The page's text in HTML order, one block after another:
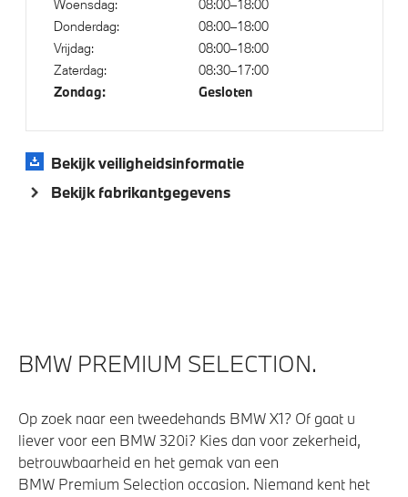
Elektrische voorzieningen
Driving Assistant
Draadloos oplaadstation
Buitenspiegels elektrisch inklapbaar
Automatisch dimmende binnen- en buitenspiegel
bestuurderzijde
Alarmsysteem klasse 3 (VbV/SCM)
Woensdag:
08:00–18:00
Donderdag:
08:00–18:00
Vrijdag:
08:00–18:00
Zaterdag:
08:30–17:00
Zondag: Gesloten
Bekijk veiligheidsinformatie
Bekijk fabrikantgegevens
BMW PREMIUM SELECTION.
Op zoek naar een tweedehands BMW X1? Of gaat u
liever voor een BMW 320i? Kies dan voor zekerheid,
betrouwbaarheid en het gemak van een
BMW Premium Selection occasion. Niemand kent het